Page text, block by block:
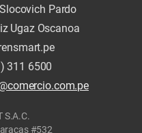
Pardo
Ugaz Oscanoa
311 6500
S.A.C.
#532